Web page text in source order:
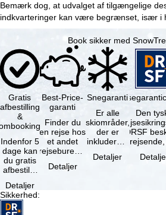
Bemærk dog, at udvalget af tilgængelige
indkvarteringer kan være begrænset, især i
Book sikker med
Gratis
afbestilling
&
Indenfor 5
dage kan
du gratis
afbestille
booking.
Det er
dog en …
Detaljer
Best-Price-
garanti
Finder du
en rejse hos
et andet
rejsebureau,
er billigere
Detaljer
Snegaranti
Er alle
skiområder,
der er
inkluderet i
bookede
Detaljer
Den
DRSF
rejsende,
pakkerejse
Sikkerhed: